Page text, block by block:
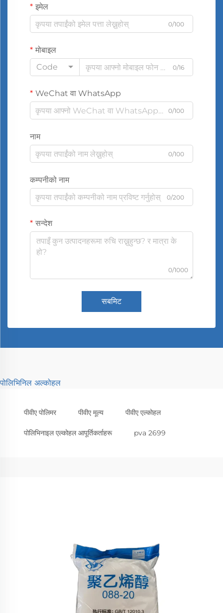
इमेल
0/100
मोबाइल
Code
0/16
WeChat वा WhatsApp
0/100
नाम
0/100
कम्पनीको नाम
0/200
सन्देश
0/1000
सबमिट
पोलिभिनिल अल्कोहल
पीवीए पोलिमर पीवीए मूल्य पीवीए एल्कोहल
पोलिभिनाइल एल्कोहल आपूर्तिकर्ताहरू pva 2699